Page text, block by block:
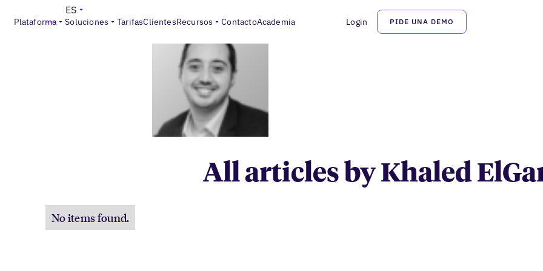
Plataforma Soluciones TarifasClientesRecursos ContactoAcademia Login PIDE UNA DEMO
ES
Khaled ElGanzory
All articles by Khaled
No items found.